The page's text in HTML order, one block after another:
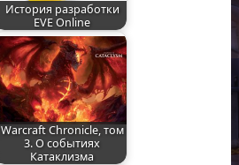
История разработки
EVE Online
Warcraft Chronicle, том
3. О событиях
Катаклизма